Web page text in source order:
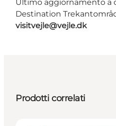
Ultimo aggiornamento a
Destination
visitvejle@vejle.dk
Prodotti correlati